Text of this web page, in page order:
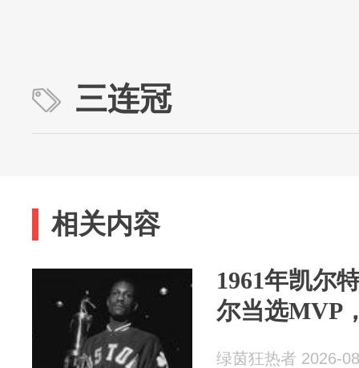
三连冠
相关内容
1961年凯尔
尔当选MVP
绿茵狂热者 2026-